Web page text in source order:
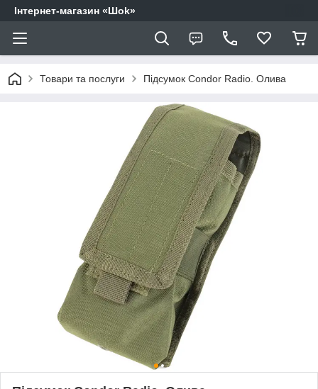
Інтернет-магазин «Шоk»
Товари та послуги Підсумок Condor Radio. Олива